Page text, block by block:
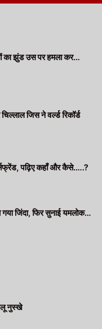
का झुंड उस पर हमला कर…
जिस ने वर्ल्ड रिकॉर्ड
पढ़िए कहाँ और कैसे…..?
जिंदा, फिर सुनाई यमलोक…
नुस्खे